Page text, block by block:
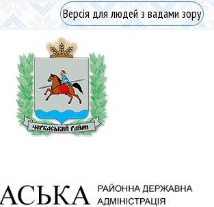
Версія для людей з вадами зору